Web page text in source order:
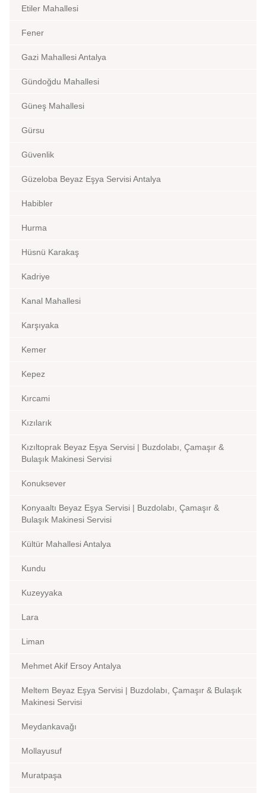
Etiler Mahallesi
Fener
Gazi Mahallesi Antalya
Gündoğdu Mahallesi
Güneş Mahallesi
Gürsu
Güvenlik
Güzeloba Beyaz Eşya Servisi Antalya
Habibler
Hurma
Hüsnü Karakaş
Kadriye
Kanal Mahallesi
Karşıyaka
Kemer
Kepez
Kırcami
Kızılarık
Kızıltoprak Beyaz Eşya Servisi | Buzdolabı, Çamaşır &
Bulaşık Makinesi Servisi
Konuksever
Konyaaltı Beyaz Eşya Servisi | Buzdolabı, Çamaşır &
Bulaşık Makinesi Servisi
Kültür Mahallesi Antalya
Kundu
Kuzeyyaka
Lara
Liman
Mehmet Akif Ersoy Antalya
Meltem Beyaz Eşya Servisi | Buzdolabı, Çamaşır & Bulaşık
Makinesi Servisi
Meydankavağı
Mollayusuf
Muratpaşa